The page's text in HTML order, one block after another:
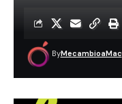
ByMecambioaMac